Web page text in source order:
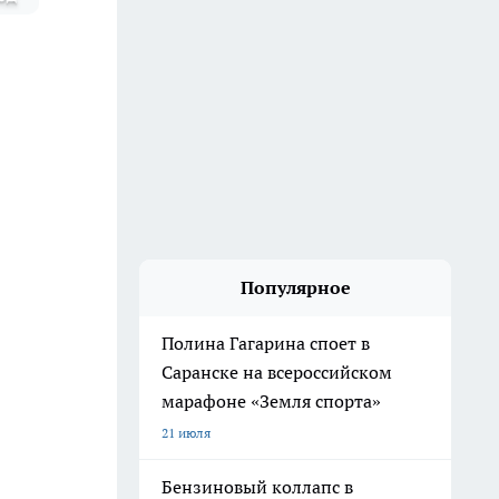
Популярное
Полина Гагарина споет в
Саранске на всероссийском
марафоне «Земля спорта»
21 июля
Бензиновый коллапс в